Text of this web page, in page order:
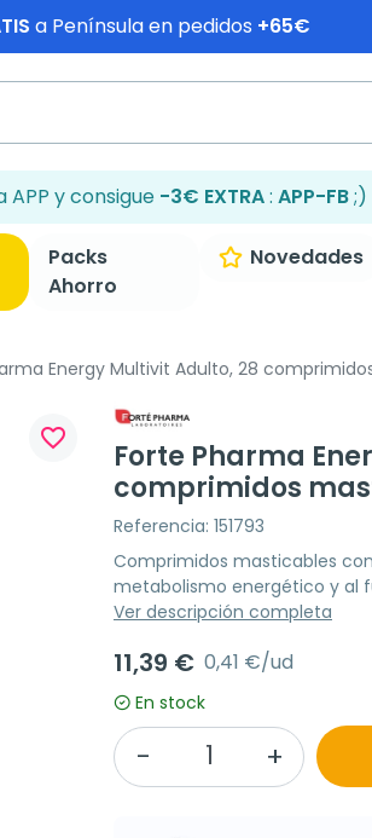
a Península en pedidos +65€
y consigue -3€ EXTRA: APP-FB;)
Packs
Ahorro
Novedades
Energy Multivit Adulto, 28
favorite_border
Forte Pharma
comprimidos
Referencia: 151793
Comprimidos masticables
metabolismo energético y al
Ver descripción completa
11,39 € 0,41 €/ud
En stock